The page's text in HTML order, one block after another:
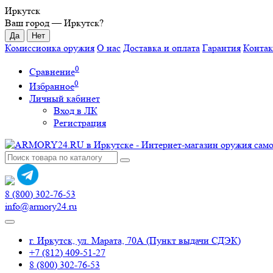
Иркутск
Ваш город —Иркутск?
Комиссионка оружия О нас Доставка и оплата Гарантия
Сравнение0
Избранное0
Личный кабинет
Вход в ЛК
Регистрация
8 (800) 302-76-53
info@armory24.ru
г. Иркутск, ул. Марата, 70А (Пункт выдачи СДЭК)
+7 (812) 409-51-27
8 (800) 302-76-53